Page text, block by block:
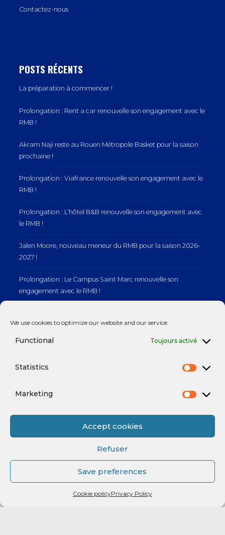
We use cookies to optimize our website and our service.
Functional Toujours activé
Statistics
Marketing
Accept cookies
Refuser
Save preferences
Cookie policyPrivacy Policy
Contactez-nous
POSTS RÉCENTS
La préparation à commencer !
Prolongation : Rent a car renouvelle son engagement avec le
RMB !
Akram Naji reste au Rouen Métropole Basket pour la saison
prochaine !
Prolongation : Viafrance renouvelle son engagement avec le
RMB !
Prolongation : L’hôtel B&B renouvelle son engagement avec
le RMB !
Jalen Moore, nouveau meneur du RMB pour la saison 2026-
2027 !
Prolongation : Le Campus Saint Marc renouvelle son
engagement avec le RMB !
engagement avec le RMB !
Mentions légales
Mentions légales